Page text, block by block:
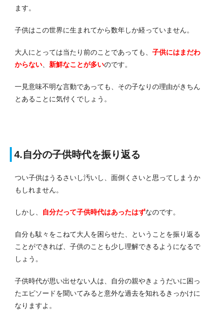
ます。
子供はこの世界に生まれてから数年しか経っていません。
大人にとっては当たり前のことであっても、 子供にはまだわ
からない
新鮮なことが多いのです。
一見意味不明な言動であっても、その子なりの理由がきちん
とあることに気付くでしょう。
4.自分の子供時代を振り返る
つい子供はうるさいし汚いし、面倒くさいと思ってしまうか
もしれません。
しかし、 自分だって子供時代はあったはずなのです。
自分も駄々をこねて大人を困らせた、ということを振り返る
ことができれば、子供のことも少し理解できるようになるで
しょう。
子供時代が思い出せない人は、自分の親やきょうだいに困っ
たエピソードを聞いてみると意外な過去を知れるきっかけに
なりますよ。